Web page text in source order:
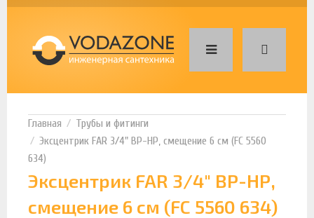
Трубы и фитинги
Эксцентрик FAR 3/4" ВР-НР, смещение 6 см (FC 5560
634)
Эксцентрик FAR 3/4" ВР-НР,
смещение 6 см (FC 5560 634)